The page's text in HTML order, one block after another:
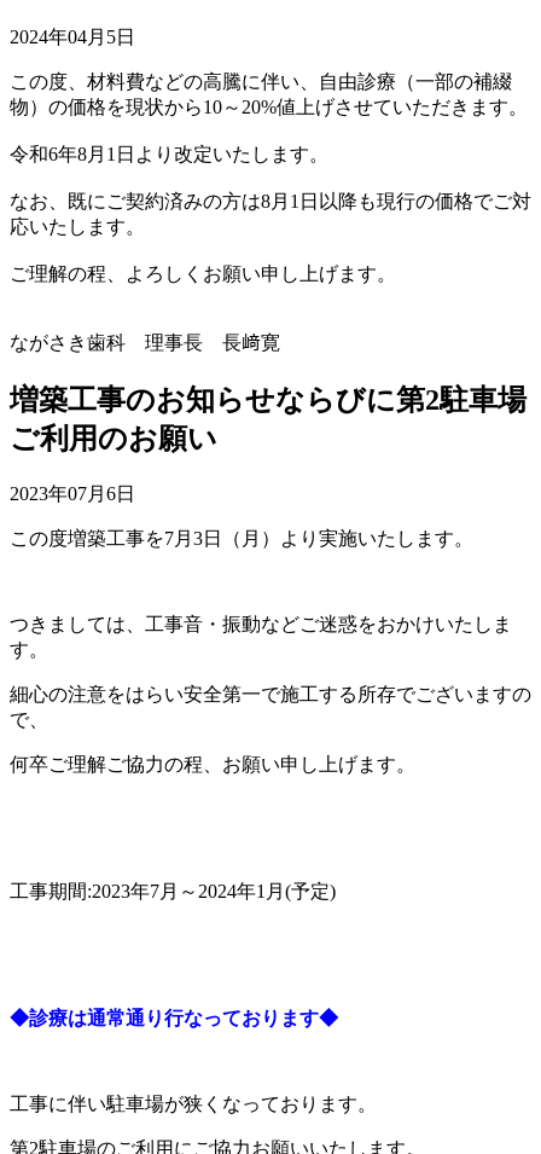
2024年04月5日
この度、材料費などの高騰に伴い、自由診療（一部の補綴
物）の価格を現状から10～20%値上げさせていただきます。
令和6年8月1日より改定いたします。
なお、既にご契約済みの方は8月1日以降も現行の価格でご対
応いたします。
ご理解の程、よろしくお願い申し上げます。
ながさき歯科 理事長 長﨑寛
増築工事のお知らせならびに第2駐車場
ご利用のお願い
2023年07月6日
この度増築工事を7月3日（月）より実施いたします。
つきましては、工事音・振動などご迷惑をおかけいたしま
す。
細心の注意をはらい安全第一で施工する所存でございますの
で、
何卒ご理解ご協力の程、お願い申し上げます。
工事期間:2023年7月～2024年1月(予定)
◆診療は通常通り行なっております◆
工事に伴い駐車場が狭くなっております。
第2駐車場のご利用にご協力お願いいたします。